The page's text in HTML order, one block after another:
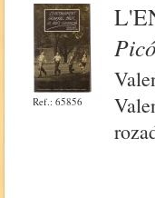
Ref.: 65856